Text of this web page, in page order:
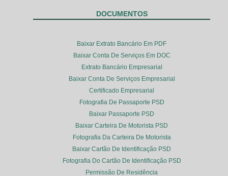
DOCUMENTOS
Baixar Extrato Bancário Em PDF
Baixar Conta De Serviços Em DOC
Extrato Bancário Empresarial
Baixar Conta De Serviços Empresarial
Certificado Empresarial
Fotografia De Passaporte PSD
Baixar Passaporte PSD
Baixar Carteira De Motorista PSD
Fotografia Da Carteira De Motorista
Baixar Cartão De Identificação PSD
Fotografia Do Cartão De Identificação PSD
Permissão De Residência